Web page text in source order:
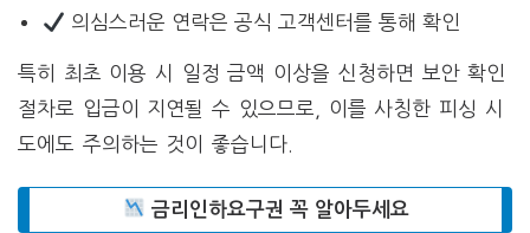
의심스러운 연락은 공식 고객센터를 통해 확인
특히 최초 이용 시 일정 금액 이상을 신청하면 보안 확인
절차로 입금이 지연될 수 있으므로, 이를 사칭한 피싱 시
도에도 주의하는 것이 좋습니다.
금리인하요구권 꼭 알아두세요